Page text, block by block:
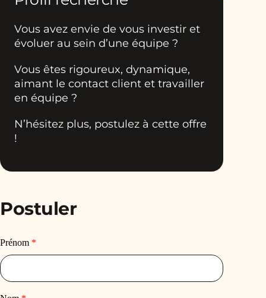
Vous avez envie de vous investir et
évoluer au sein d’une équipe ?
Vous êtes rigoureux, dynamique,
aimant le contact client et travailler
en équipe ?
N’hésitez plus, postulez à cette offre
!
Postuler